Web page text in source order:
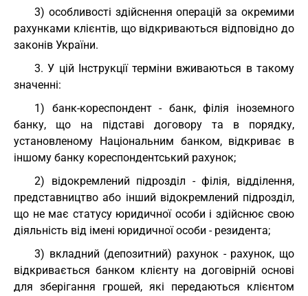
3) особливості здійснення операцій за окремими
рахунками клієнтів, що відкриваються відповідно до
законів України.
3. У цій Інструкції терміни вживаються в такому
значенні:
1) банк-кореспондент - банк, філія іноземного
банку, що на підставі договору та в порядку,
установленому Національним банком, відкриває в
іншому банку кореспондентський рахунок;
2) відокремлений підрозділ - філія, відділення,
представництво або інший відокремлений підрозділ,
що не має статусу юридичної особи і здійснює свою
діяльність від імені юридичної особи - резидента;
3) вкладний (депозитний) рахунок - рахунок, що
відкривається банком клієнту на договірній основі
для зберігання грошей, які передаються клієнтом